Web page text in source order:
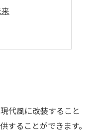
代風に改装すること
することができます。